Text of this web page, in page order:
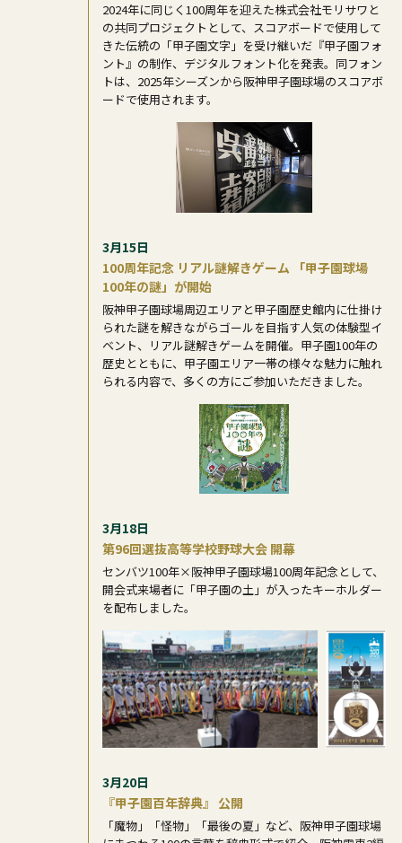
2024年に同じく100周年を迎えた株式会社モリサワと
の共同プロジェクトとして、スコアボードで使用して
きた伝統の「甲子園文字」を受け継いだ『甲子園フォ
ント』の制作、デジタルフォント化を発表。同フォン
トは、2025年シーズンから阪神甲子園球場のスコアボ
ードで使用されます。
3月15日
100周年記念 リアル謎解きゲーム 「甲子園球場
100年の謎」が開始
阪神甲子園球場周辺エリアと甲子園歴史館内に仕掛け
られた謎を解きながらゴールを目指す人気の体験型イ
ベント、リアル謎解きゲームを開催。甲子園100年の
歴史とともに、甲子園エリア一帯の様々な魅力に触れ
られる内容で、多くの方にご参加いただきました。
3月18日
第96回選抜高等学校野球大会 開幕
センバツ100年×阪神甲子園球場100周年記念として、
開会式来場者に「甲子園の土」が入ったキーホルダー
を配布しました。
3月20日
『甲子園百年辞典』 公開
「魔物」「怪物」「最後の夏」など、阪神甲子園球場